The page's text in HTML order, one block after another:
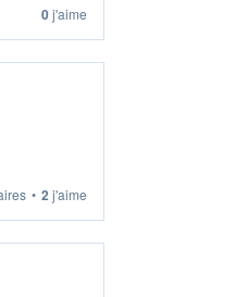
0j'aime
• 2 j'aime